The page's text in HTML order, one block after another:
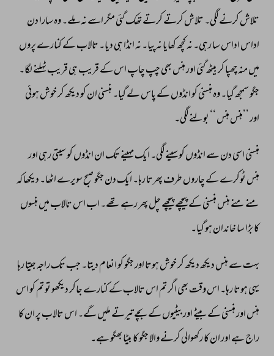
تلاش کرنے لگی۔ تلاش کرتے کرتے تھک گئی مگر اسے نہ ملے۔ وہ سارا دن
اداس اداس سا رہی۔ نہ کچھ کھایا نہ پیا۔ نہ انڈا ہی دیا۔ تالاب کے کنارے پروں
میں منہ چھپا کر بیٹھ گئی اور ہنس بھی چپ چاپ اس کے قریب ہی قریب ٹہلنے لگا۔
جگو سمجھ گیا۔ وہ ہنسنی کو انڈوں کے پاس لے گیا۔ ہنسنی ان کو دیکھ کر خوش ہوئی
اور ’’ہنس ہنس بولنے لگی۔
ہنسنی اسی دن سے انڈوں کو سینے لگی۔ ایک مہینے تک ان انڈوں کو سیتی رہی اور
ہنس ٹوکرے کے چاروں طرف پھرتا رہا۔ ایک دن جگو صبح سویرے اٹھا۔ دیکھا کہ
منے منے ہنس ہنسنی کے پیچھے پیچھے چل پھر رہے تھے۔ اب اس تالاب میں ہنسوں
کا بڑا سا خاندان ہو گیا۔
بہت سے ہنس دیکھ دیکھ کر خوش ہوتا اور جگو کو انعام دیتا۔ جب تک راجہ جیتا رہا
یہی ہوتا رہا۔ اس وقت بھی اگر تم اس تالاب کے کنارے جاکر دیکھو تو تم کو اس
ہنس اور ہنسنی کے بیٹے اور بیٹیوں کے بچے تیرتے ملیں گے۔ اس تالاب پر ان کا
راج ہے اور ان کا رکھوالی کرنے والا جگو کا بیٹا بھگو ہے۔